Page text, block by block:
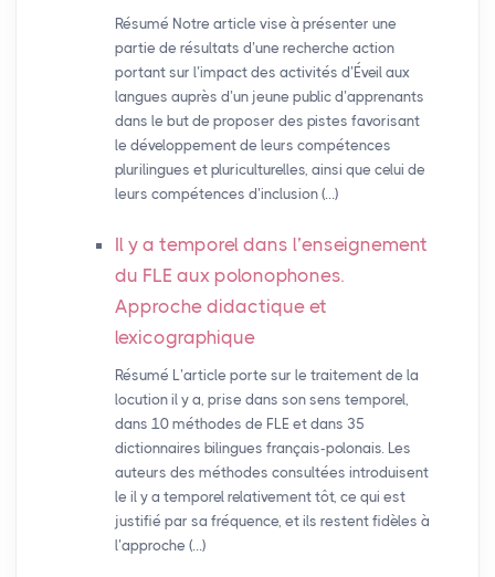
Résumé Notre article vise à présenter une
partie de résultats d’une recherche action
portant sur l’impact des activités d’Éveil aux
langues auprès d’un jeune public d’apprenants
dans le but de proposer des pistes favorisant
le développement de leurs compétences
plurilingues et pluriculturelles, ainsi que celui de
leurs compétences d’inclusion (…)
Il y a temporel dans l’enseignement
du FLE aux polonophones.
Approche didactique et
lexicographique
Résumé L’article porte sur le traitement de la
locution il y a, prise dans son sens temporel,
dans 10 méthodes de FLE et dans 35
dictionnaires bilingues français-polonais. Les
auteurs des méthodes consultées introduisent
le il y a temporel relativement tôt, ce qui est
justifié par sa fréquence, et ils restent fidèles à
l’approche (…)